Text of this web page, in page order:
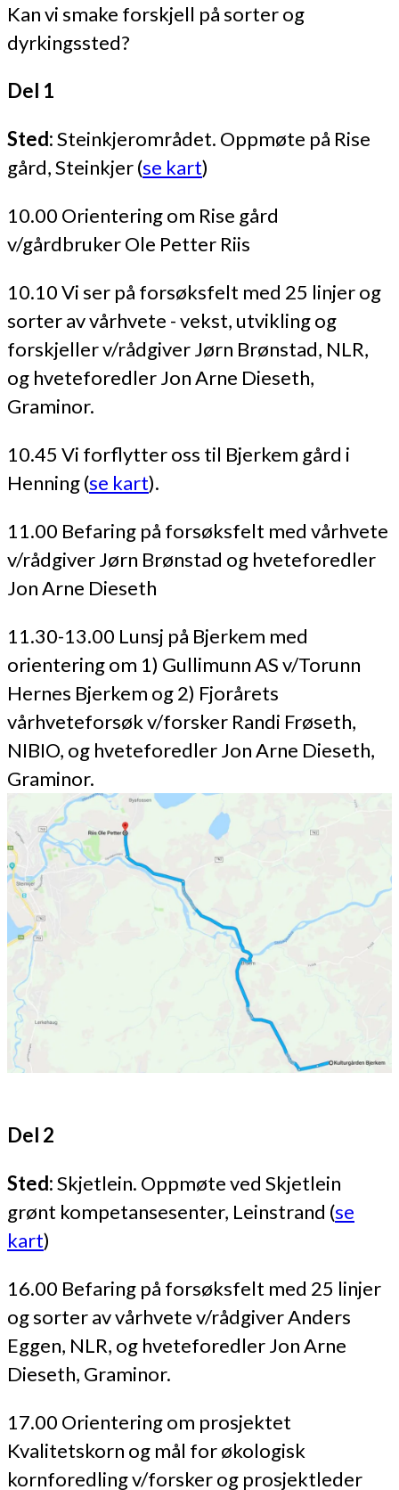
Kan vi smake forskjell på sorter og
dyrkingssted?
Del 1
Sted:Steinkjerområdet. Oppmøte på Rise
gård, Steinkjer (se kart)
10.00 Orientering om Rise gård
v/gårdbruker Ole Petter Riis
10.10 Vi ser på forsøksfelt med 25 linjer og
sorter av vårhvete - vekst, utvikling og
forskjeller v/rådgiver Jørn Brønstad, NLR,
og hveteforedler Jon Arne Dieseth,
Graminor.
10.45 Vi forflytter oss til Bjerkem gård i
Henning (se kart).
11.00 Befaring på forsøksfelt med vårhvete
v/rådgiver Jørn Brønstad og hveteforedler
Jon Arne Dieseth
11.30-13.00 Lunsj på Bjerkem med
orientering om 1) Gullimunn AS v/Torunn
Hernes Bjerkem og 2) Fjorårets
vårhveteforsøk v/forsker Randi Frøseth,
NIBIO, og hveteforedler Jon Arne Dieseth,
Graminor.
Del 2
Sted:Skjetlein. Oppmøte ved Skjetlein
grønt kompetansesenter, Leinstrand (se
kart)
16.00 Befaring på forsøksfelt med 25 linjer
og sorter av vårhvete v/rådgiver Anders
Eggen, NLR, og hveteforedler Jon Arne
Dieseth, Graminor.
17.00 Orientering om prosjektet
Kvalitetskorn og mål for økologisk
kornforedling v/forsker og prosjektleder